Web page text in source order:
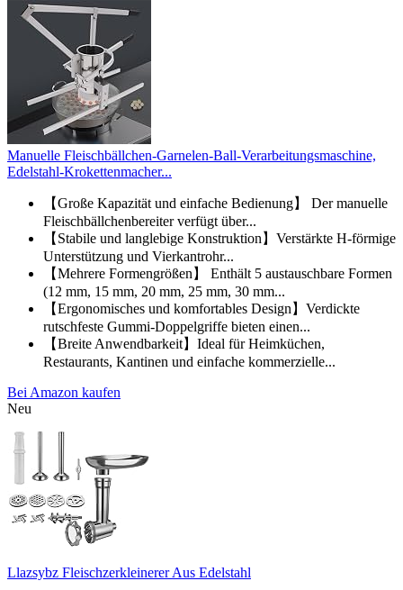
Manuelle Fleischbällchen-Garnelen-Ball-Verarbeitungsmaschine,
Edelstahl-Krokettenmacher...
【Große Kapazität und einfache Bedienung】 Der manuelle
Fleischbällchenbereiter verfügt über...
【Stabile und langlebige Konstruktion】Verstärkte H-förmige
Unterstützung und Vierkantrohr...
【Mehrere Formengrößen】 Enthält 5 austauschbare Formen
(12 mm, 15 mm, 20 mm, 25 mm, 30 mm...
【Ergonomisches und komfortables Design】Verdickte
rutschfeste Gummi-Doppelgriffe bieten einen...
【Breite Anwendbarkeit】Ideal für Heimküchen,
Restaurants, Kantinen und einfache kommerzielle...
Bei Amazon kaufen
Neu
Llazsybz Fleischzerkleinerer Aus Edelstahl